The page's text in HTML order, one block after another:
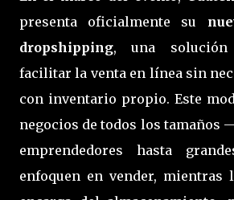
presenta oficialmente su
dropshipping, una solución
facilitar la venta en línea sin
con inventario propio. Este
negocios de todos los tamaños
emprendedores hasta
enfoquen en vender, mientras